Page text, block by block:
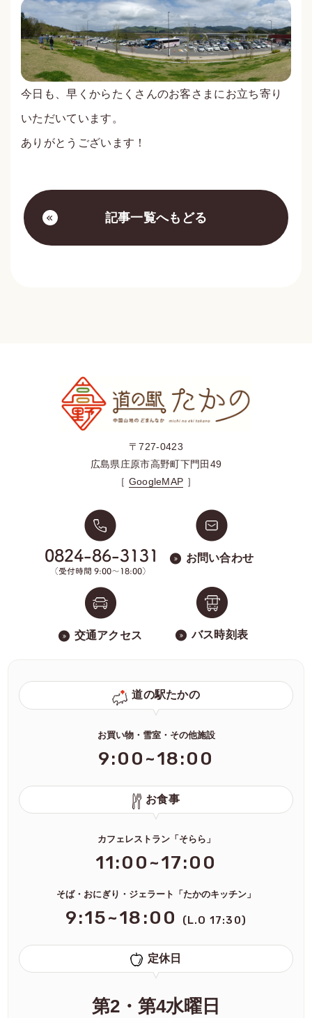
今日も、早くからたくさんのお客さまにお立ち寄り
いただいています。
ありがとうございます！
記事一覧へもどる
〒727-0423
広島県庄原市高野町下門田49
［ GoogleMAP ］
お問い合わせ
交通アクセス バス時刻表
道の駅たかの
お買い物・雪室・その他施設
9:00~18:00
お食事
カフェレストラン「そらら」
11:00~17:00
そば・おにぎり・ジェラート「たかのキッチン」
9:15~18:00 (L.O 17:30)
定休日
第2・第4水曜日